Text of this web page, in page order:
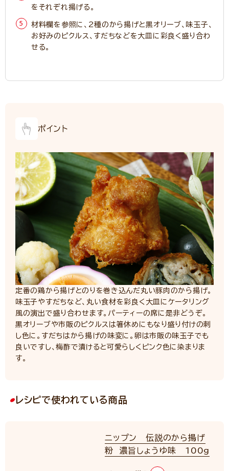
をそれぞれ揚げる。
材料欄を参照に、2種のから揚げと黒オリーブ、味玉子、
お好みのピクルス、すだちなどを大皿に彩良く盛り合わ
せる。
ポイント
定番の鶏から揚げとのりを巻き込んだ丸い豚肉のから揚げ。
味玉子やすだちなど、丸い食材を彩良く大皿にケータリング
風の演出で盛り合わせます。パーティーの席に是非どうぞ。
黒オリーブや市販のピクルスは箸休めにもなり盛り付けの刺
し色に。すだちはから揚げの味変に。卵は市販の味玉子でも
良いですし、梅酢で漬けると可愛らしくピンク色に染まりま
す。
レシピで使われている商品
ニップン 伝説のから揚げ
粉 濃旨しょうゆ味 100g